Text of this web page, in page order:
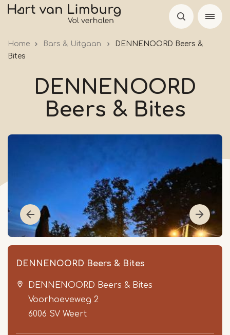
Overslaan
Home Bars & Uitgaan
DENNENOORD Beers &
Bites
DENNENOORD
Beers & Bites
DENNENOORD Beers & Bites
DENNENOORD Beers & Bites
Voorhoeveweg 2
6006 SV Weert